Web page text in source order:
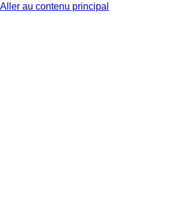
Aller au contenu principal